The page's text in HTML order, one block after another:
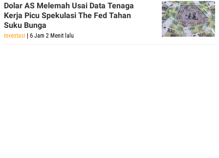
Dolar AS Melemah Usai Data Tenaga
Kerja Picu Spekulasi The Fed Tahan
Suku Bunga
Investasi | 6 Jam 2 Menit lalu